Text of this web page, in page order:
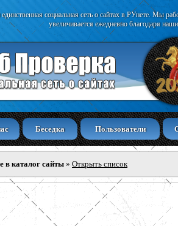
социальная сеть о сайтах в РУнете. Мы
увеличивается ежедневно благодаря
Беседка Пользователи
в каталог сайты » Открыть список